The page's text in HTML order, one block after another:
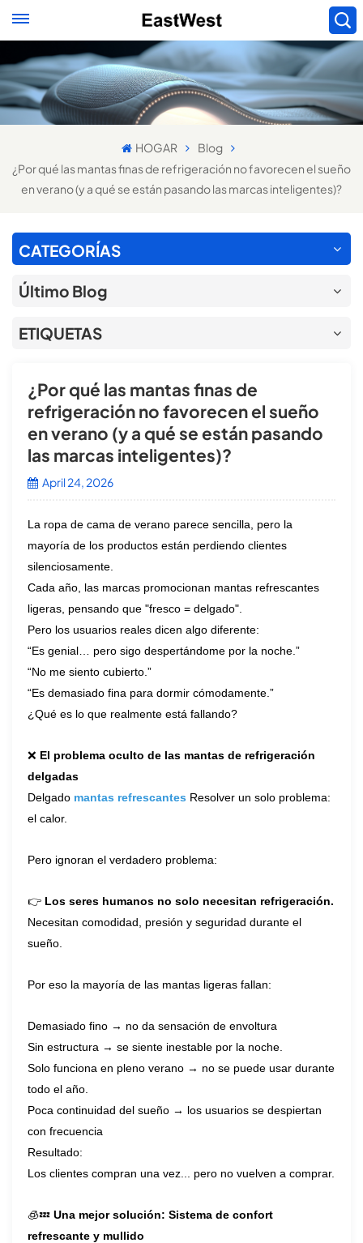
HOGAR
Blog
¿Por qué las mantas finas de refrigeración no favorecen el sueño
en verano (y a qué se están pasando las marcas inteligentes)?
CATEGORÍAS
Último Blog
ETIQUETAS
¿Por qué las mantas finas de
refrigeración no favorecen el sueño
en verano (y a qué se están pasando
las marcas inteligentes)?
April 24, 2026
La ropa de cama de verano parece sencilla, pero la
mayoría de los productos están perdiendo clientes
silenciosamente.
Cada año, las marcas promocionan mantas refrescantes
ligeras, pensando que "fresco = delgado".
Pero los usuarios reales dicen algo diferente:
“Es genial… pero sigo despertándome por la noche.”
“No me siento cubierto.”
“Es demasiado fina para dormir cómodamente.”
¿Qué es lo que realmente está fallando?
❌ El problema oculto de las mantas de refrigeración
delgadas
Delgado mantas refrescantes Resolver un solo problema:
el calor.
Pero ignoran el verdadero problema:
👉 Los seres humanos no solo necesitan refrigeración.
Necesitan comodidad, presión y seguridad durante el
sueño.
Por eso la mayoría de las mantas ligeras fallan:
Demasiado fino → no da sensación de envoltura
Sin estructura → se siente inestable por la noche.
Solo funciona en pleno verano → no se puede usar durante
todo el año.
Poca continuidad del sueño → los usuarios se despiertan
con frecuencia
Resultado:
Los clientes compran una vez... pero no vuelven a comprar.
🧊💤Una mejor solución: Sistema de confort
refrescante y mullido